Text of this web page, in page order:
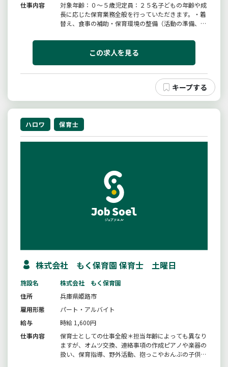
仕事内容
対象年齢：０〜５歳児定員：２５名子どもの年齢や成
長に応じた保育業務全般を行っていただきます。・着
替え、食事の補助・保育環境の整備（活動の準備、清
（日誌、行事計画等）・製作物等の作成※持ち帰り仕
事なし＊変更範囲：変更なし
この求人を見る
ハロワ 保育士
株式会社 もく保育園 保育士 土曜日
施設名
株式会社 もく保育園
住所
兵庫県姫路市
雇用形態
パート・アルバイト
給与
時給 1,600円
仕事内容
保育士としての仕事全般＊担当年齢によっても異なり
ますが、オムツ交換、連絡事項の作成ピアノや楽器の
扱い、保育指導、野外活動、抱っこやおんぶの子供と